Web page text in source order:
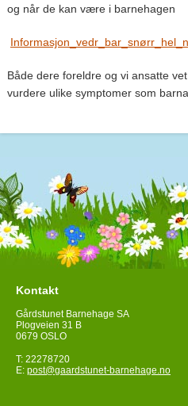
og når de kan være i barnehagen
Både dere foreldre og vi ansatte
vurdere ulike symptomer som
Kontakt
Gårdstunet Barnehage SA
Plogveien 31 B
0679 OSLO
T: 22278720
E: post@gaardstunet-barnehage.no